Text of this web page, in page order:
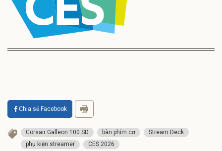
Chia sẻ Facebook
Corsair Galleon 100 SD bàn phím cơ
Stream Deck
phụ kiện streamer
CES 2026